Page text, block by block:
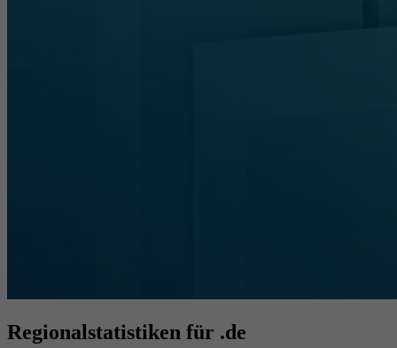
Regionalstatistiken für .de